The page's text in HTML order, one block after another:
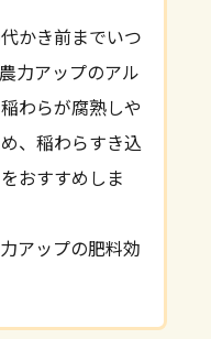
かき前までいつ
力アップのアル
わらが腐熟しや
、稲わらすき込
おすすめしま
アップの肥料効